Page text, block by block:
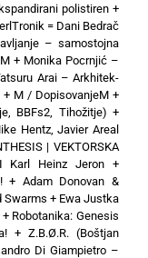
polistiren +
= Dani Bedrač
– samostojna
+ Monika Pocrnjić –
Arai – Arkhitek-
+ M / DopisovanjeM +
BBFs2, Tihožitje) +
Hentz, Javier Areal
| VEKTORSKA
Karl Heinz Jeron +
+ Adam Donovan &
Swarms + Ewa Justka
+ Robotanika: Genesis
+ Z.B.Ø.R. (Boštjan
Di Giampietro –